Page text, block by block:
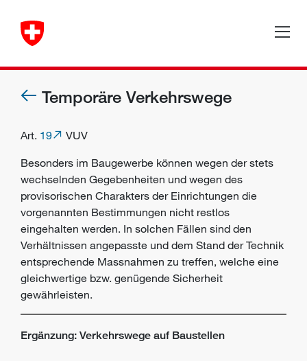
Temporäre Verkehrswege
Art. 19
VUV
Besonders im Baugewerbe können wegen der stets
wechselnden Gegebenheiten und wegen des
provisorischen Charakters der Einrichtungen die
vorgenannten Bestimmungen nicht restlos
eingehalten werden. In solchen Fällen sind den
Verhältnissen angepasste und dem Stand der Technik
entsprechende Massnahmen zu treffen, welche eine
gleichwertige bzw. genügende Sicherheit
gewährleisten.
Ergänzung: Verkehrswege auf Baustellen